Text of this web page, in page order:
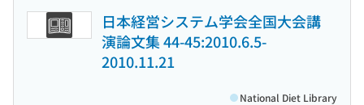
日本経営システム学会全国大会講
演論文集 44-45:2010.6.5-
2010.11.21
National Diet Library